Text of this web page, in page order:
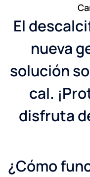
El
nueva
solución
cal.
disfruta
¿Cómo